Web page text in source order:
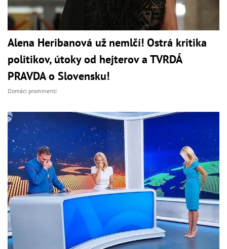
Alena Heribanová už nemlčí! Ostrá kritika
politikov, útoky od hejterov a TVRDÁ
PRAVDA o Slovensku!
Domáci prominenti